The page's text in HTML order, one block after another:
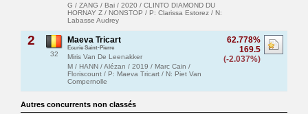
G / ZANG / Bai / 2020 / CLINTO DIAMOND DU
HORNAY Z / NONSTOP / P: Clarissa Estorez / N:
Labasse Audrey
2
32
62.778%
169.5
(-2.037%)
Maeva Tricart
Ecurie Saint-Pierre
Miris Van De Leenakker
M / HANN / Alézan / 2019 / Marc Cain /
Floriscount / P: Maeva Tricart / N: Piet Van
Compernolle
Autres concurrents non classés